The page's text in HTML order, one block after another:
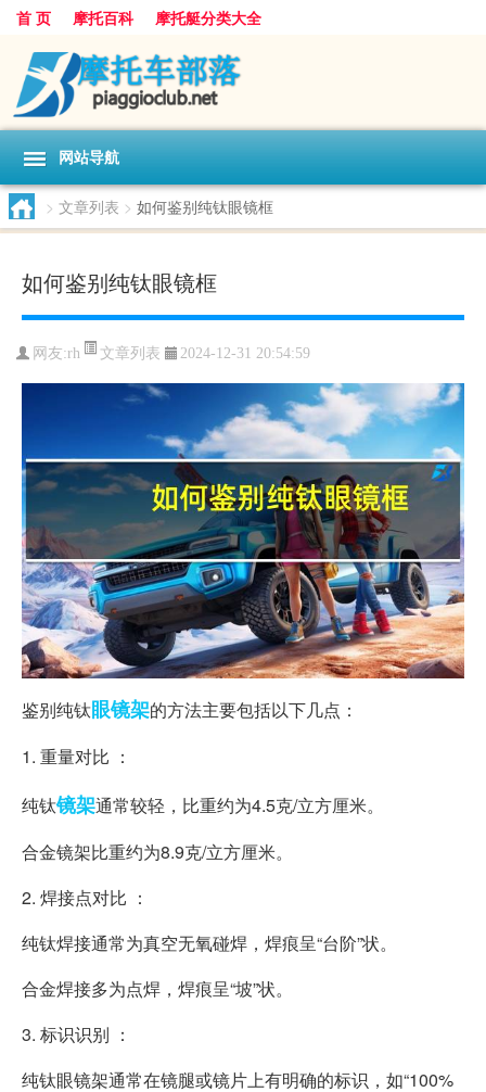
首 页 摩托百科 摩托艇分类大全
网站导航
> 文章列表 > 如何鉴别纯钛眼镜框
如何鉴别纯钛眼镜框
网友:rh 文章列表 2024-12-31 20:54:59
鉴别纯钛眼镜架的方法主要包括以下几点：
1. 重量对比 ：
纯钛镜架通常较轻，比重约为4.5克/立方厘米。
合金镜架比重约为8.9克/立方厘米。
2. 焊接点对比 ：
纯钛焊接通常为真空无氧碰焊，焊痕呈“台阶”状。
合金焊接多为点焊，焊痕呈“坡”状。
3. 标识识别 ：
纯钛眼镜架通常在镜腿或镜片上有明确的标识，如“100%